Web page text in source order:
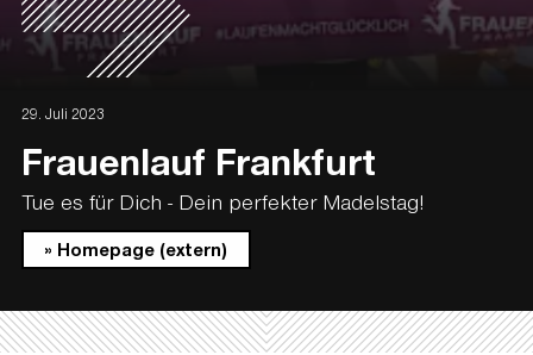
29. Juli 2023
Frauenlauf Frankfurt
Tue es für Dich - Dein perfekter Madelstag!
» Homepage (extern)